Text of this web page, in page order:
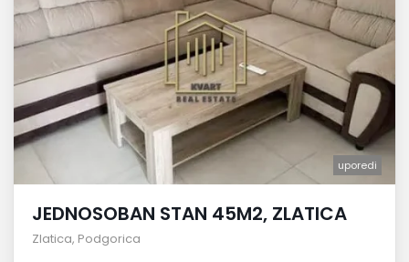
uporedi
JEDNOSOBAN STAN 45M2, ZLATICA
Zlatica, Podgorica